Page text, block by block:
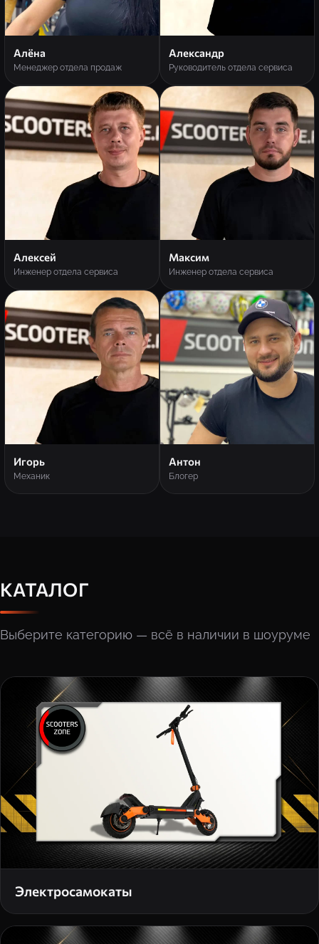
Алёна
Менеджер отдела продаж
Александр
Руководитель отдела сервиса
Алексей
Инженер отдела сервиса
Максим
Инженер отдела сервиса
Игорь
Механик
Антон
Блогер
КАТАЛОГ
Выберите категорию — всё в наличии в шоуруме
Электросамокаты